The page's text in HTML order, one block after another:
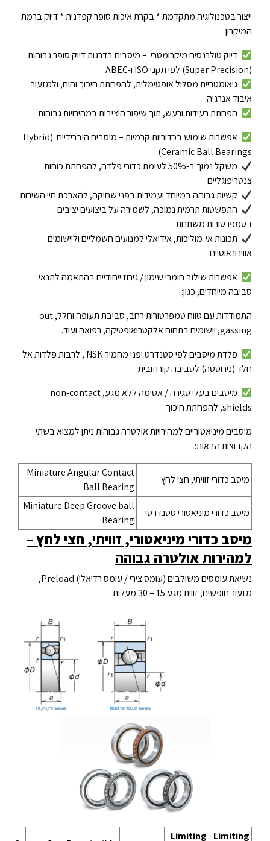
ייצור בטכנולוגיה מתקדמת * בקרת איכות סופר קפדנית * דיוק ברמת
המיקרון
דיוק טולרנסים מיקרומטרי – מיסבים בדרגות דיוק סופר גבוהות
(Super Precision) לפי תקני ISO ו-ABEC
גיאומטריית מסלול אופטימלית, להפחתת חיכוך וחום, ולמזעור
איבוד אנרגיה.
הפחתת רעידות ורעש, תוך שיפור היציבות במהירויות גבוהות
אפשרות שימוש בכדוריות קרמיות – מיסבים היברידיים (Hybrid
Ceramic Ball Bearings):
משקל נמוך ב-50% לעומת כדורי פלדה, להפחתת כוחות
צנטריפוגליים
קשיות גבוהה במיוחד ועמידות בפני שחיקה, להארכת חיי השירות
התפשטות תרמית נמוכה, לשמירה על ביצועים יציבים
בטמפרטורות משתנות
תכונות אי-מוליכות, אידיאלי למנועים חשמליים וליישומים
אווירונאוטיים
אפשרות שילוב חומרי שימון / גירוז ייחודיים בהתאמה לתנאי
סביבה מיוחדים, כגון:
התמודדות עם טווח טמפרטורות רחב, סביבת תעופה וחלל, out
gassing, יישומים בתחום אלקטרואופטיקה, רפואה ועוד.
פלדת מיסבים לפי סטנדרט יפני מחמיר NSK , לרבות פלדות אל
חלד (נירוסטה) לסביבה קורוזובית.
מיסבים בעלי סגירה / אטימה ללא מגע, non-contact
shields, להפחתת חיכוך.
מיסבים מיניאטוריים למהירויות אולטרה גבוהות ניתן למצוא בשתי
הקבוצות הבאות:
מיסב כדורי זוויתי, חצי לחץ
Miniature Angular Contact
Ball Bearing
מיסב כדורי מיניאטורי סטנדרטי
Miniature Deep Groove ball
Bearing
מיסב כדורי מיניאטורי, זוויתי, חצי לחץ –
למהירות אולטרה גבוהה
נשיאת עומסים משולבים (עומס צירי / עומס רדיאלי) Preload,
מזעור חופשים, זווית מגע 15 – 30 מעלות
Limiting Limiting